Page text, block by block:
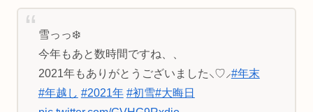
雪っっ❄️
今年もあと数時間ですね、、
2021年もありがとうございました⸜♡⸝‍#年末
#年越し #2021年 #初雪#大晦日